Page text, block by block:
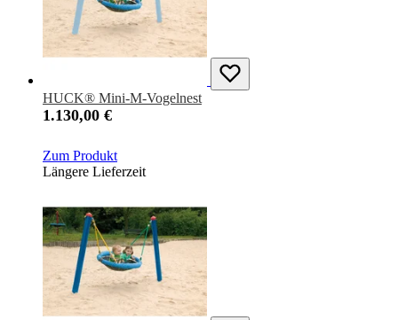
HUCK® Mini-M-Vogelnest
1.130,00 €
Zum Produkt
Längere Lieferzeit